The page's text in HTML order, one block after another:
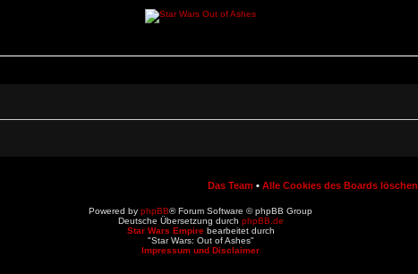
Das Team • Alle Cookies des Boards löschen
Powered by phpBB® Forum Software © phpBB Group
Deutsche Übersetzung durch phpBB.de
Star Wars Empirebearbeitet durch
"Star Wars: Out of Ashes"
Impressum und Disclaimer